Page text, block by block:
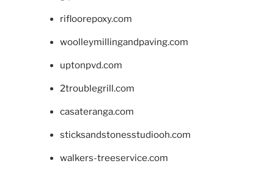
rifloorepoxy.com
woolleymillingandpaving.com
uptonpvd.com
2troublegrill.com
casateranga.com
sticksandstonesstudiooh.com
walkers-treeservice.com